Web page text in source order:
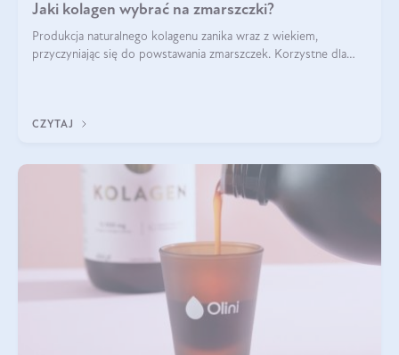
Jaki kolagen wybrać na zmarszczki?
Produkcja naturalnego kolagenu zanika wraz z wiekiem,
przyczyniając się do powstawania zmarszczek. Korzystne dla
CZYTAJ